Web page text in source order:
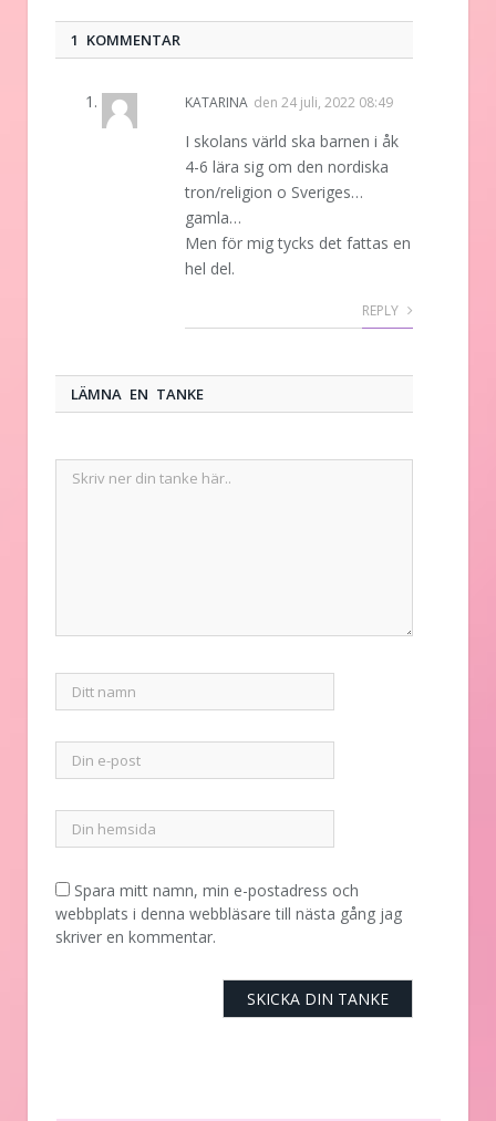
1 KOMMENTAR
KATARINA den 24 juli, 2022 08:49
I skolans värld ska barnen i åk
4-6 lära sig om den nordiska
tron/religion o Sveriges…
gamla…
Men för mig tycks det fattas en
hel del.
REPLY
LÄMNA EN TANKE
Spara mitt namn, min e-postadress och
webbplats i denna webbläsare till nästa gång jag
skriver en kommentar.